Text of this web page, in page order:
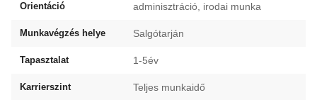
Orientáció adminisztráció, irodai munka
Munkavégzés helye Salgótarján
Tapasztalat 1-5év
Karrierszint Teljes munkaidő